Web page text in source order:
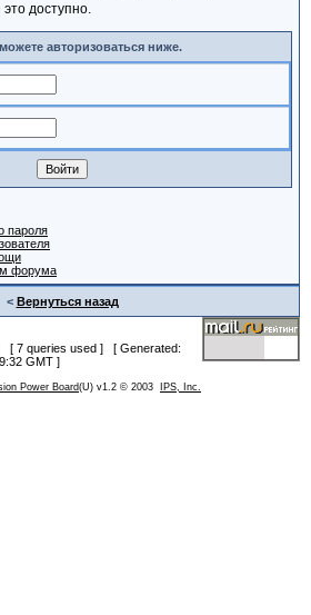
доступно.
авторизоваться ниже.
пароля
форума
< Вернуться назад
[ 7 queries used ] [ Generated:
GMT ]
Power Board(U) v1.2 © 2003 IPS, Inc.